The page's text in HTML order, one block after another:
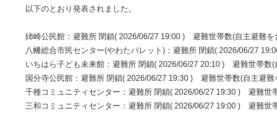
以下のとおり発表されました。
姉崎公民館：避難所 閉鎖( 2026/06/27 19:00 ) 避難世帯数(自主避難を
八幡総合市民センター(やわたパレット)：避難所 閉鎖( 2026/06/27
いちはら子ども未来館：避難所 閉鎖( 2026/06/27 20:10 ) 避難世帯数
国分寺公民館：避難所 閉鎖( 2026/06/27 19:30 ) 避難世帯数(自主避
千種コミュニティセンター：避難所 閉鎖( 2026/06/27 19:30 ) 避難世
三和コミュニティセンター：避難所 閉鎖( 2026/06/27 19:00 ) 避難世